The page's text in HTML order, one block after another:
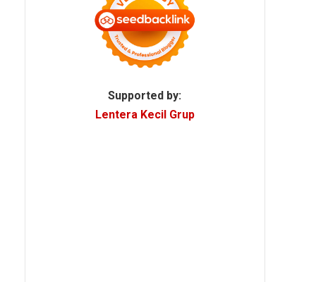
Supported by:
Lentera Kecil Grup